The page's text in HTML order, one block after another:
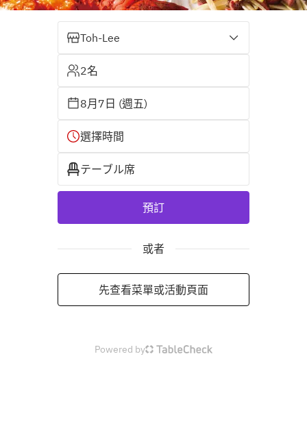
Toh-Lee
2名
8月7日 (週五)
選擇時間
テーブル席
預訂
或者
先查看菜單或活動頁面
Powered by